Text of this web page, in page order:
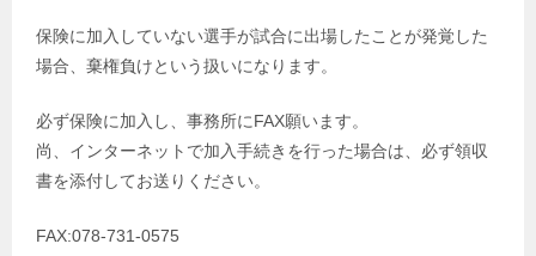
保険に加入していない選手が試合に出場したことが発覚した
場合、棄権負けという扱いになります。
必ず保険に加入し、事務所にFAX願います。
尚、インターネットで加入手続きを行った場合は、必ず領収
書を添付してお送りください。
FAX:078-731-0575